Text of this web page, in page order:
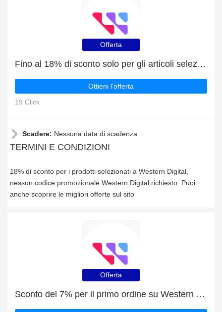
Offerta
Fino al 18% di sconto solo per gli articoli selezionati
Ottieni l'offerta
19 Click
Scadere: Nessuna data di scadenza
TERMINI E CONDIZIONI
18% di sconto per i prodotti selezionati a Western Digital,
nessun codice promozionale Western Digital richiesto. Puoi
anche scoprire le migliori offerte sul sito
Offerta
Sconto del 7% per il primo ordine su Western Digital